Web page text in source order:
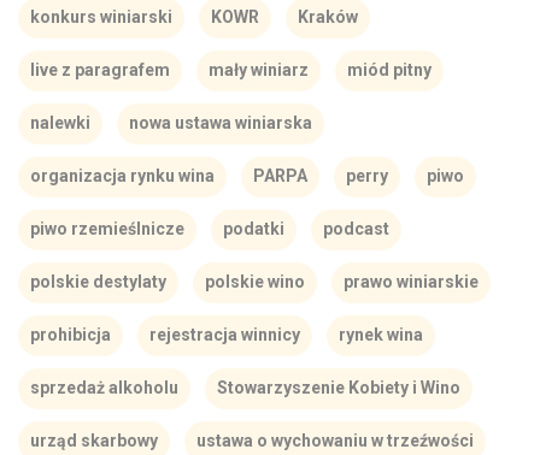
konkurs winiarski KOWR Kraków
live z paragrafem mały winiarz miód pitny
nalewki nowa ustawa winiarska
organizacja rynku wina PARPA perry piwo
piwo rzemieślnicze podatki podcast
polskie destylaty polskie wino prawo winiarskie
prohibicja rejestracja winnicy rynek wina
sprzedaż alkoholu Stowarzyszenie Kobiety i Wino
urząd skarbowy ustawa o wychowaniu w trzeźwości